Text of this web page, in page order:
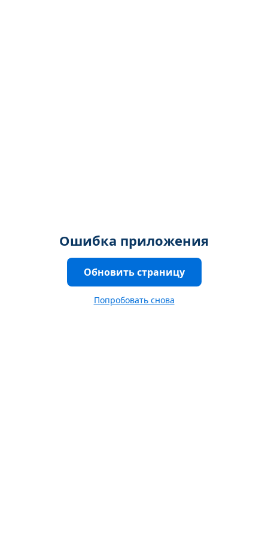
Ошибка приложения
Обновить страницу
Попробовать снова